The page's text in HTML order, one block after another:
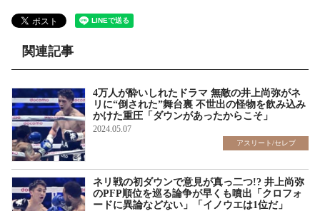
関連記事
4万人が酔いしれたドラマ 無敵の井上尚弥がネ
リに“倒された”舞台裏 不世出の怪物を飲み込み
かけた重圧「ダウンがあったからこそ」
2024.05.07
アスリート/セレブ
ネリ戦の初ダウンで意見が真っ二つ!? 井上尚弥
のPFP順位を巡る論争が早くも噴出「クロフォ
ードに異論などない」「イノウエは1位だ」